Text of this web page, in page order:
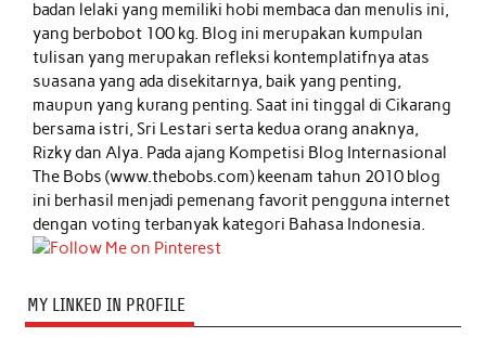
badan lelaki yang memiliki hobi membaca dan menulis ini,
yang berbobot 100 kg. Blog ini merupakan kumpulan
tulisan yang merupakan refleksi kontemplatifnya atas
suasana yang ada disekitarnya, baik yang penting,
maupun yang kurang penting. Saat ini tinggal di Cikarang
bersama istri, Sri Lestari serta kedua orang anaknya,
Rizky dan Alya. Pada ajang Kompetisi Blog Internasional
The Bobs (www.thebobs.com) keenam tahun 2010 blog
ini berhasil menjadi pemenang favorit pengguna internet
dengan voting terbanyak kategori Bahasa Indonesia.
MY LINKED IN PROFILE